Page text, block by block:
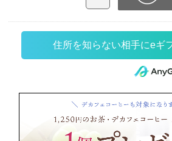
住所を知らない相手にeギ